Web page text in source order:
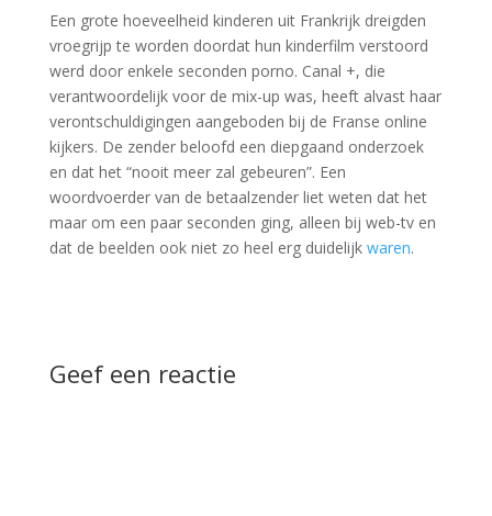
Een grote hoeveelheid kinderen uit Frankrijk dreigden
vroegrijp te worden doordat hun kinderfilm verstoord
werd door enkele seconden porno. Canal +, die
verantwoordelijk voor de mix-up was, heeft alvast haar
verontschuldigingen aangeboden bij de Franse online
kijkers. De zender beloofd een diepgaand onderzoek
en dat het “nooit meer zal gebeuren”. Een
woordvoerder van de betaalzender liet weten dat het
maar om een paar seconden ging, alleen bij web-tv en
dat de beelden ook niet zo heel erg duidelijk waren.
Geef een reactie